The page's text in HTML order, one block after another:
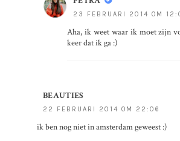
23 FEBRUARI 2014 OM
Aha, ik weet waar ik moet zijn
keer dat ik ga :)
BEAUTIES
22 FEBRUARI 2014 OM 22:06
ik ben nog niet in amsterdam geweest :)